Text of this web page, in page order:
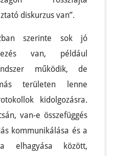
diskurzus van”.
szerinte sok jó
van, például
működik, de
területen lenne
kidolgozásra.
van-e összefüggés
kommunikálása és a
elhagyása között,